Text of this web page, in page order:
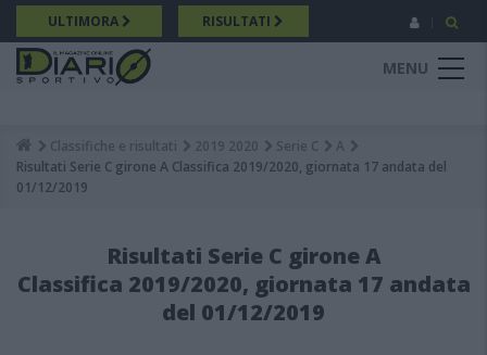
Salta
al
contenuto
principale
ULTIMORA RISULTATI
MENU
Breadcrumb
Classifiche e risultati 2019 2020 Serie C
A
Risultati Serie C girone A Classifica 2019/2020, giornata 17 andata del
01/12/2019
Risultati Serie C girone A
Classifica 2019/2020, giornata 17 andata
del 01/12/2019